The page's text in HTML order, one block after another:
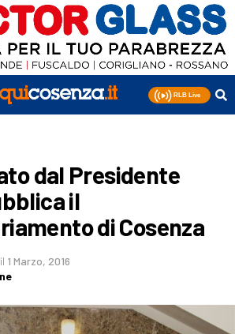
dal Presidente
il
di Cosenza
il 1 Marzo, 2016